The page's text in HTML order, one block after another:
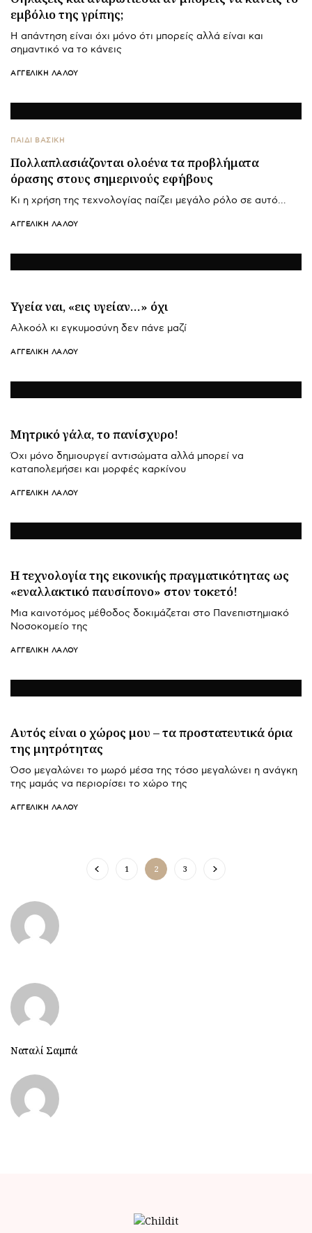
εμβόλιο της γρίπης;
Η απάντηση είναι όχι μόνο ότι μπορείς αλλά είναι και
σημαντικό να το κάνεις
ΑΓΓΕΛΙΚΉ ΛΆΛΟΥ
ΠΑΙΔΙ ΒΑΣΙΚΉ
Πολλαπλασιάζονται ολοένα τα προβλήματα
όρασης στους σημερινούς εφήβους
Κι η χρήση της τεχνολογίας παίζει μεγάλο ρόλο σε αυτό…
ΑΓΓΕΛΙΚΉ ΛΆΛΟΥ
Υγεία ναι, «εις υγείαν…» όχι
Αλκοόλ κι εγκυμοσύνη δεν πάνε μαζί
ΑΓΓΕΛΙΚΉ ΛΆΛΟΥ
Μητρικό γάλα, το πανίσχυρο!
Όχι μόνο δημιουργεί αντισώματα αλλά μπορεί να
καταπολεμήσει και μορφές καρκίνου
ΑΓΓΕΛΙΚΉ ΛΆΛΟΥ
Η τεχνολογία της εικονικής πραγματικότητας ως
«εναλλακτικό παυσίπονο» στον τοκετό!
Μια καινοτόμος μέθοδος δοκιμάζεται στο Πανεπιστημιακό
Νοσοκομείο της
ΑΓΓΕΛΙΚΉ ΛΆΛΟΥ
Αυτός είναι ο χώρος μου – τα προστατευτικά όρια
της μητρότητας
Όσο μεγαλώνει το μωρό μέσα της τόσο μεγαλώνει η ανάγκη
της μαμάς να περιορίσει το χώρο της
ΑΓΓΕΛΙΚΉ ΛΆΛΟΥ
1 2 3
Ναταλί Σαμπά